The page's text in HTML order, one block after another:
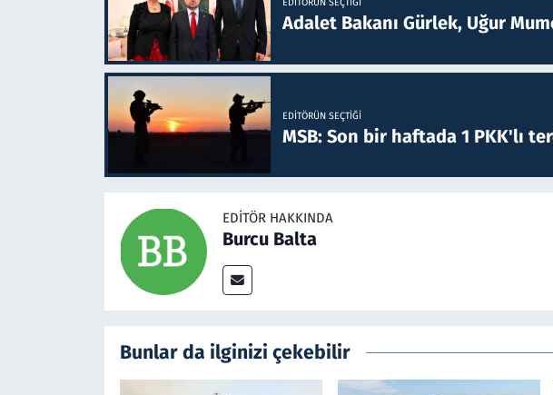
Adalet Bakanı Gürlek, Uğur
EDITÖRÜN SEÇTIĞI
MSB: Son bir haftada 1 PKK'lı
EDITÖR HAKKINDA
Burcu Balta
Bunlar da ilginizi çekebilir